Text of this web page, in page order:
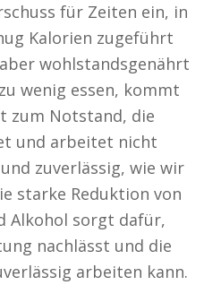
für Zeiten ein, in
Kalorien zugeführt
wohlstandsgenährt
wenig essen, kommt
zum Notstand, die
und arbeitet nicht
zuverlässig, wie wir
starke Reduktion von
Alkohol sorgt dafür,
nachlässt und die
arbeiten kann.